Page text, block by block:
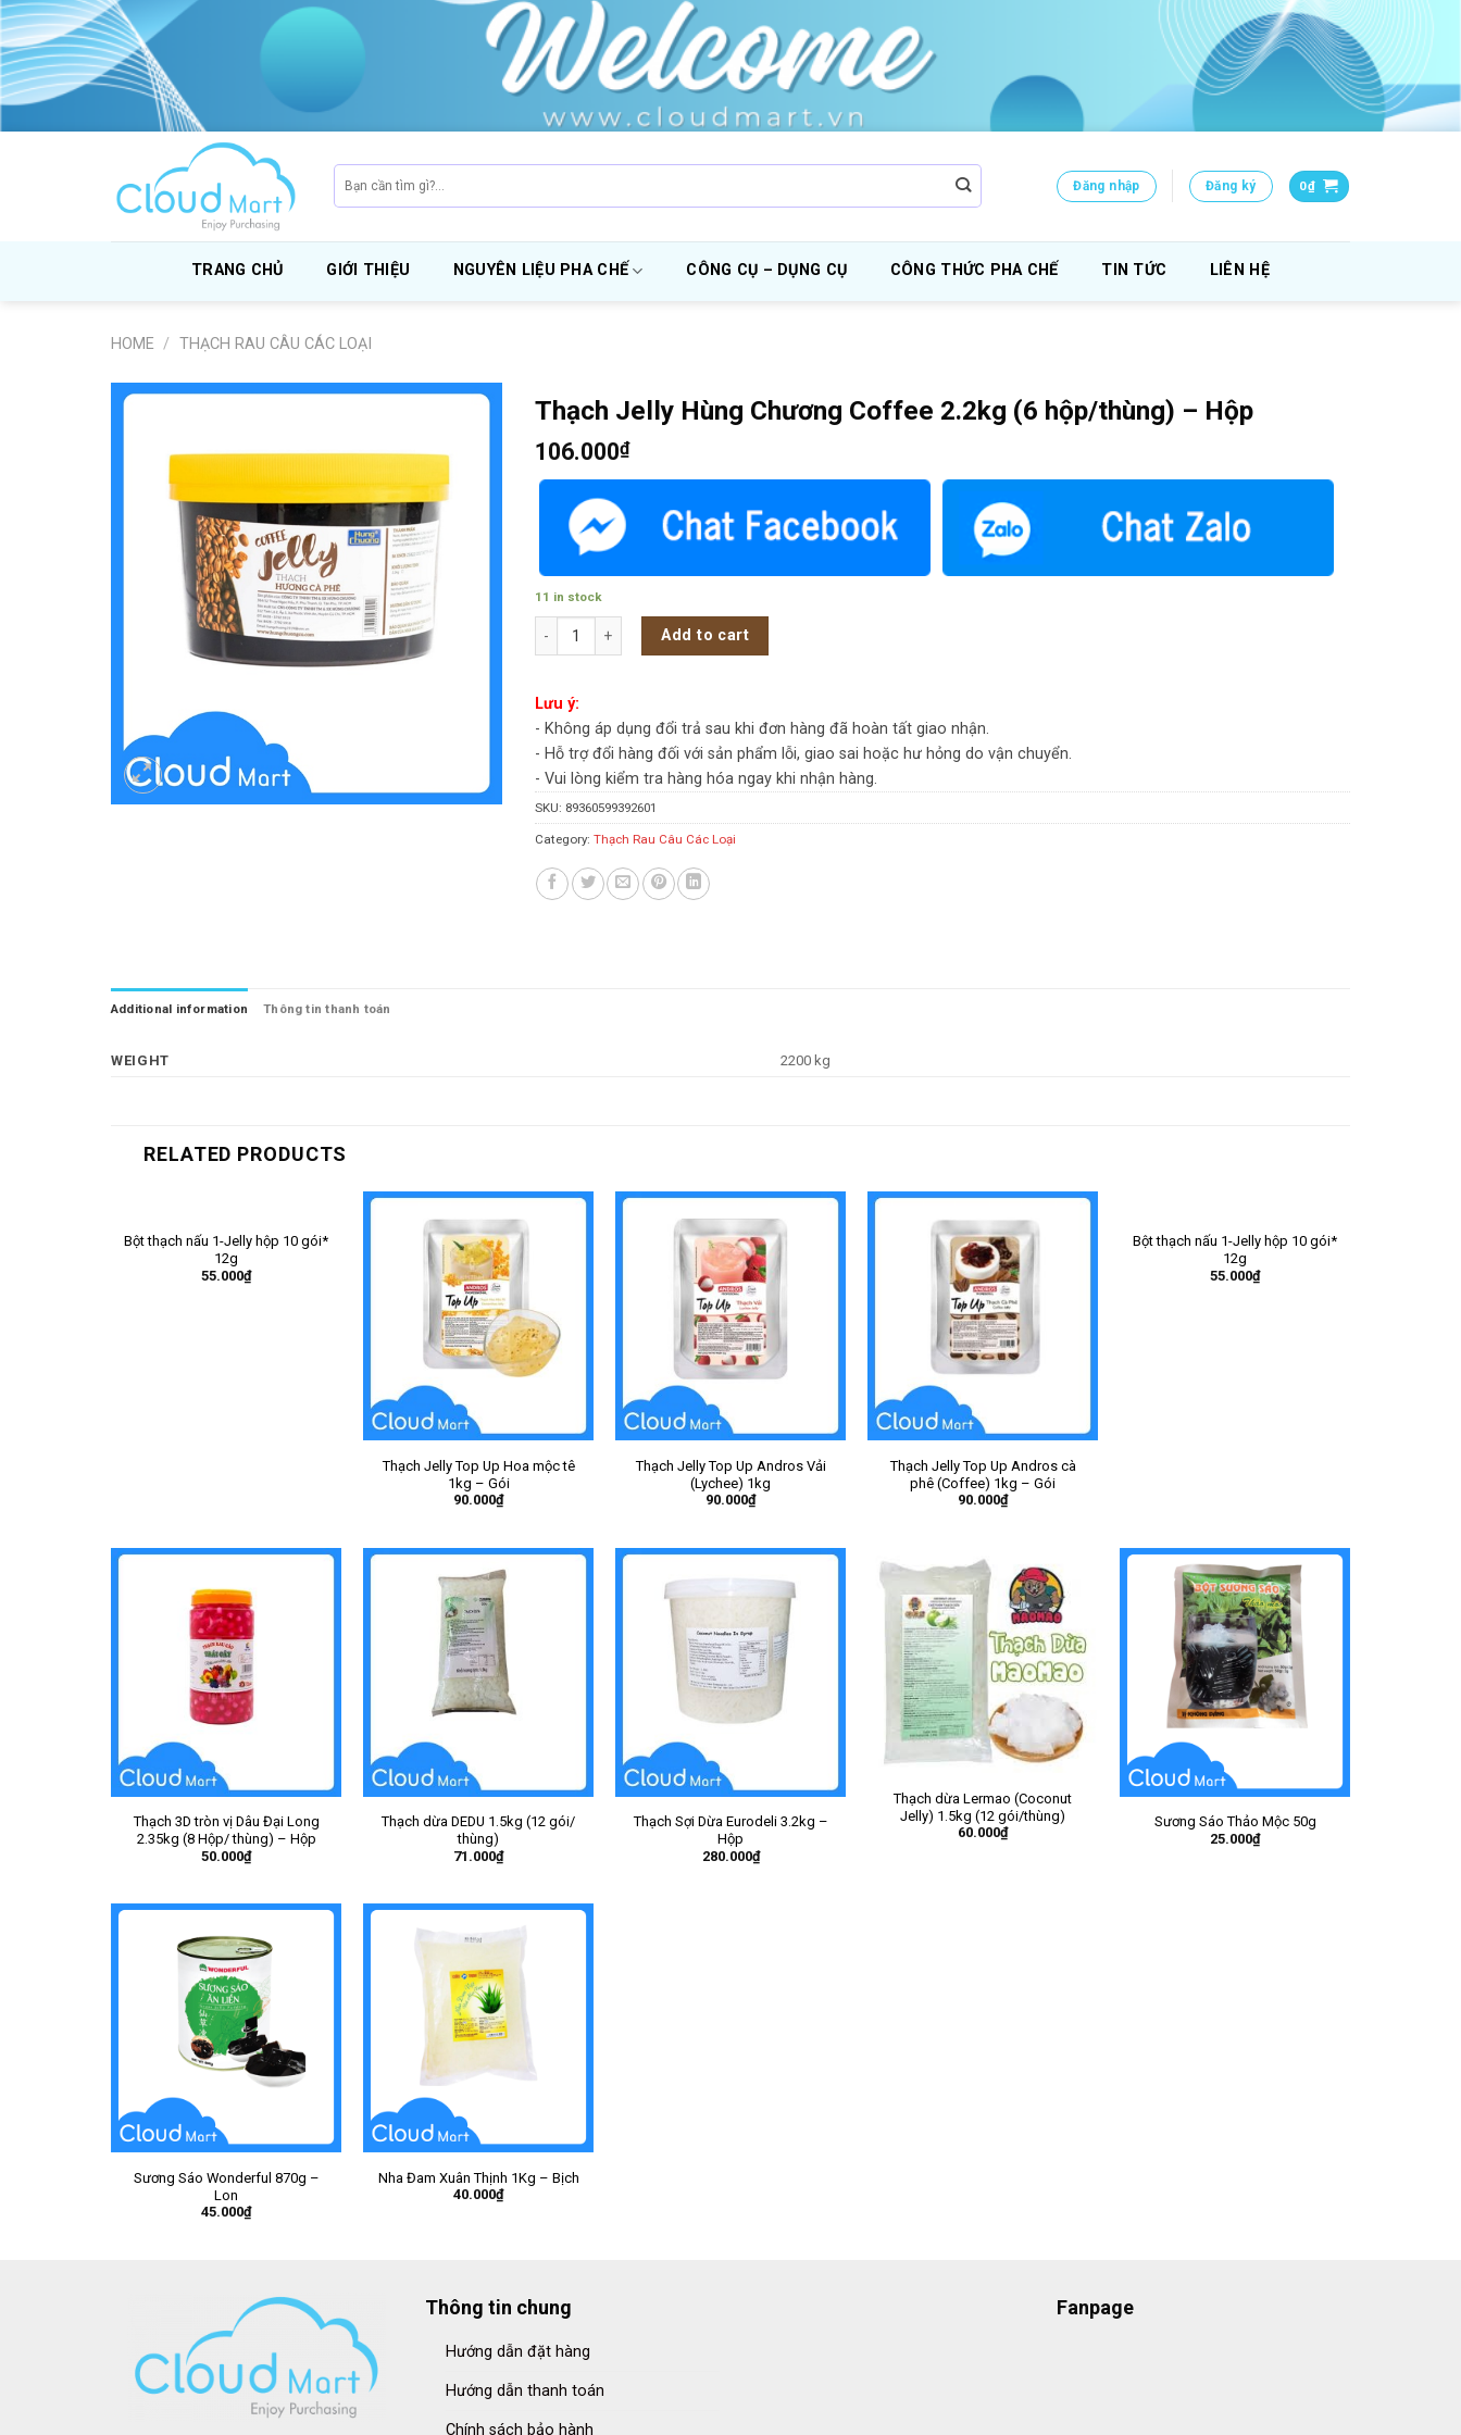
Skip
to
content
for:
Đăng nhập Đăng ký 0₫
TRANG CHỦ GIỚI THIỆU NGUYÊN LIỆU PHA CHẾ CÔNG CỤ – DỤNG CỤ CÔNG THỨC PHA CHẾ TIN TỨC LIÊN HỆ
HOME / THẠCH RAU CÂU CÁC LOẠI
Thạch Jelly Hùng Chương Coffee 2.2kg (6 hộp/thùng) – Hộp
106.000₫
11 in stock
Thạch Jelly Hùng Chương Coffee 2.2kg (6 hộp/thùng) - Hộp quantity
Add to cart
Lưu ý:
- Không áp dụng đổi trả sau khi đơn hàng đã hoàn tất giao nhận.
- Hỗ trợ đổi hàng đối với sản phẩm lỗi, giao sai hoặc hư hỏng do vận chuyển.
- Vui lòng kiểm tra hàng hóa ngay khi nhận hàng.
SKU: 89360599392601
Category: Thạch Rau Câu Các Loại
Additional information Thông tin thanh toán
WEIGHT 2200 kg
RELATED PRODUCTS
Bột thạch nấu 1-Jelly hộp 10 gói*
12g
55.000₫
Thạch Jelly Top Up Hoa mộc tê
1kg – Gói
90.000₫
Thạch Jelly Top Up Andros Vải
(Lychee) 1kg
90.000₫
Thạch Jelly Top Up Andros cà
phê (Coffee) 1kg – Gói
90.000₫
Bột thạch nấu 1-Jelly hộp 10 gói*
12g
55.000₫
Thạch 3D tròn vị Dâu Đại Long
2.35kg (8 Hộp/ thùng) – Hộp
50.000₫
Thạch dừa DEDU 1.5kg (12 gói/
thùng)
71.000₫
Thạch Sợi Dừa Eurodeli 3.2kg –
Hộp
280.000₫
Thạch dừa Lermao (Coconut
Jelly) 1.5kg (12 gói/thùng)
60.000₫
Sương Sáo Thảo Mộc 50g
25.000₫
Sương Sáo Wonderful 870g –
Lon
45.000₫
Nha Đam Xuân Thịnh 1Kg – Bịch
40.000₫
Thông tin chung
Hướng dẫn đặt hàng
Hướng dẫn thanh toán
Chính sách bảo hành
Fanpage